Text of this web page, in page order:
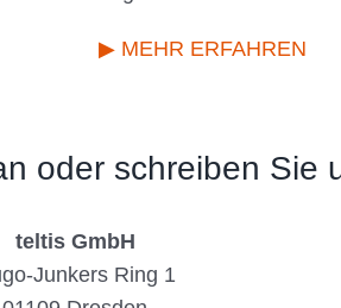
▶ MEHR ERFAHREN
oder schreiben Sie
teltis GmbH
Junkers Ring 1